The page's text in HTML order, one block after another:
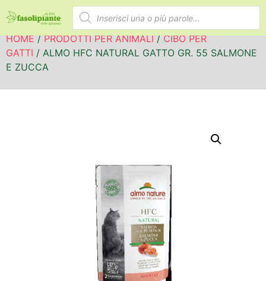
HOME/PRODOTTI PER ANIMALI/CIBO PER
GATTI / ALMO HFC NATURAL GATTO GR. 55 SALMONE
E ZUCCA